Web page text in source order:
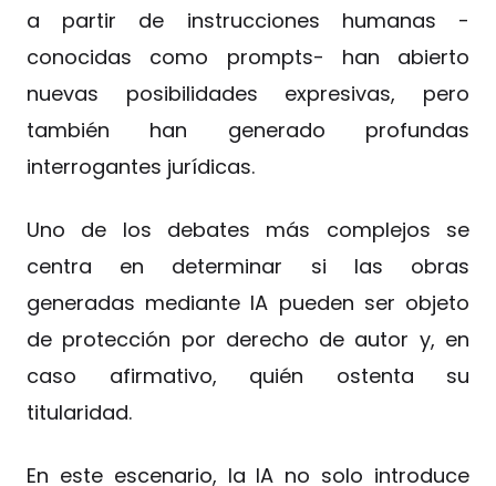
a partir de instrucciones humanas -
conocidas como prompts- han abierto
nuevas posibilidades expresivas, pero
también han generado profundas
interrogantes jurídicas.
Uno de los debates más complejos se
centra en determinar si las obras
generadas mediante IA pueden ser objeto
de protección por derecho de autor y, en
caso afirmativo, quién ostenta su
titularidad.
En este escenario, la IA no solo introduce